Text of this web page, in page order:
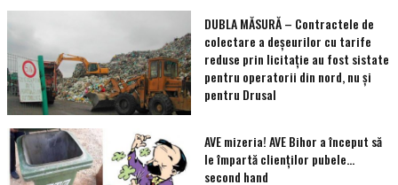
DUBLA MĂSURĂ – Contractele de
colectare a deșeurilor cu tarife
reduse prin licitație au fost sistate
pentru operatorii din nord, nu și
pentru Drusal
AVE mizeria! AVE Bihor a început să
le împartă clienţilor pubele…
second hand